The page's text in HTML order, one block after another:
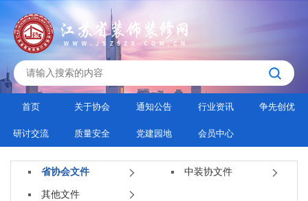
首页 关于协会 通知公告 行业资讯 争先创优
研讨交流 质量安全 党建园地 会员中心
省协会文件 中装协文件
其他文件